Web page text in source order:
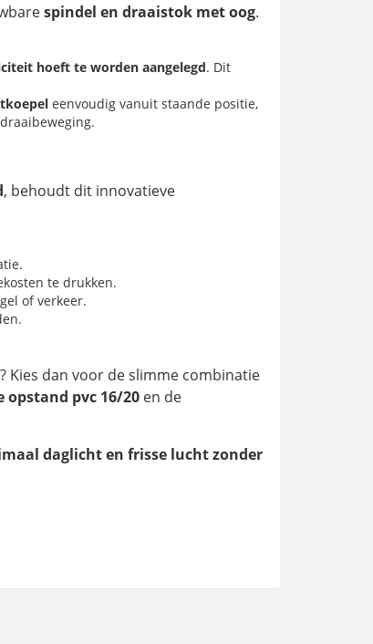
spindel en draaistok met oog.
hoeft te worden aangelegd. Dit
eenvoudig vanuit staande positie,
, behoudt dit innovatieve
te drukken.
of verkeer.
Kies dan voor de slimme combinatie
opstand pvc 16/20en de
daglicht en frisse lucht zonder